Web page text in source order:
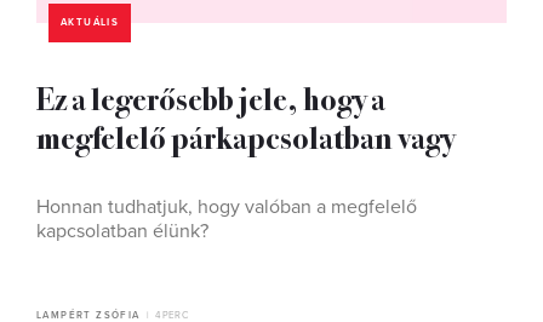
AKTUÁLIS
Ez a legerősebb jele, hogy a
megfelelő párkapcsolatban vagy
Honnan tudhatjuk, hogy valóban a megfelelő
kapcsolatban élünk?
LAMPÉRT ZSÓFIA 4 PERC